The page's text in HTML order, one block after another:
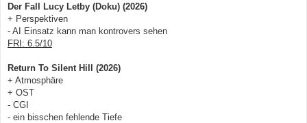
Der Fall Lucy Letby (Doku) (2026)
+ Perspektiven
- AI Einsatz kann man kontrovers sehen
FRI: 6.5/10
Return To Silent Hill (2026)
+ Atmosphäre
+ OST
- CGI
- ein bisschen fehlende Tiefe